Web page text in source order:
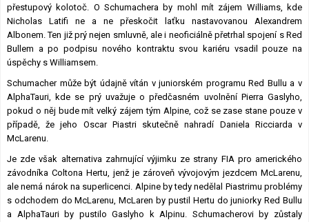
přestupový kolotoč. O Schumachera by mohl mít zájem Williams, kde
Nicholas Latifi ne a ne přeskočit laťku nastavovanou Alexandrem
Albonem. Ten již prý nejen smluvně, ale i neoficiálně přetrhal spojení s Red
Bullem a po podpisu nového kontraktu svou kariéru vsadil pouze na
úspěchy s Williamsem.
Schumacher může být údajně vítán v juniorském programu Red Bullu a v
AlphaTauri, kde se prý uvažuje o předčasném uvolnění Pierra Gaslyho,
pokud o něj bude mít velký zájem tým Alpine, což se zase stane pouze v
případě, že jeho Oscar Piastri skutečně nahradí Daniela Ricciarda v
McLarenu.
Je zde však alternativa zahrnující výjimku ze strany FIA pro amerického
závodníka Coltona Hertu, jenž je zároveň vývojovým jezdcem McLarenu,
ale nemá nárok na superlicenci. Alpine by tedy nedělal Piastrimu problémy
s odchodem do McLarenu, McLaren by pustil Hertu do juniorky Red Bullu
a AlphaTauri by pustilo Gaslyho k Alpinu. Schumacherovi by zůstaly